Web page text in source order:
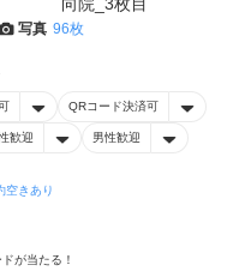
写真 96枚
QRコード決済可
歓迎 男性歓迎
空きあり
が当たる！